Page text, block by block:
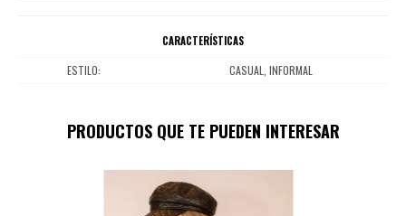
CARACTERÍSTICAS
ESTILO CASUAL, INFORMAL
PRODUCTOS QUE TE PUEDEN INTERESAR